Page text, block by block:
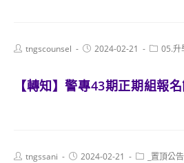
Posttngscounsel
Post2024-02-21
Post05.升
【轉知】警專43期正期組報
Posttngssani
Post2024-02-21
Post _置頂公告